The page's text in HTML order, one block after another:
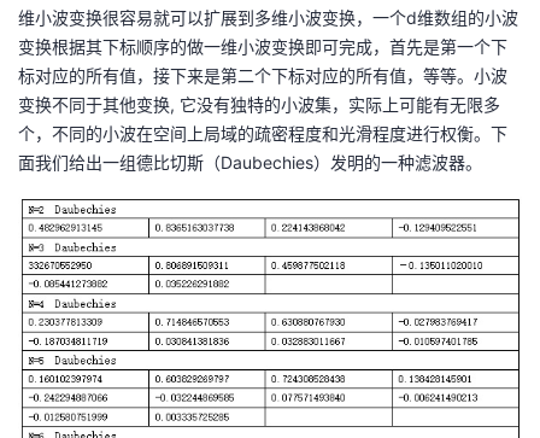
维小波变换很容易就可以扩展到多维小波变换，一个d维数组的小波
变换根据其下标顺序的做一维小波变换即可完成，首先是第一个下
标对应的所有值，接下来是第二个下标对应的所有值，等等。 小波
变换不同于其他变换, 它没有独特的小波集，实际上可能有无限多
个，不同的小波在空间上局域的疏密程度和光滑程度进行权衡。下
面我们给出一组德比切斯（Daubechies）发明的一种滤波器。